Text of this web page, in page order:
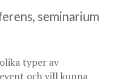
seminarium
typer av
och vill kunna